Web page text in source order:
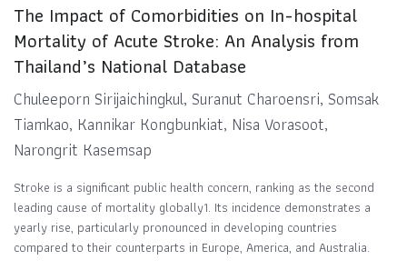
The Impact of Comorbidities on In-hospital
Mortality of Acute Stroke: An Analysis from
Thailand’s National Database
Chuleeporn Sirijaichingkul, Suranut Charoensri, Somsak
Tiamkao, Kannikar Kongbunkiat, Nisa Vorasoot,
Narongrit Kasemsap
Stroke is a significant public health concern, ranking as the second
leading cause of mortality globally1. Its incidence demonstrates a
yearly rise, particularly pronounced in developing countries
compared to their counterparts in Europe, America, and Australia.